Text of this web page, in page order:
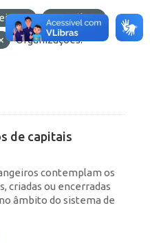
Portfólio
Organizações:
de capitais
contemplam os
criadas ou encerradas
âmbito do sistema de